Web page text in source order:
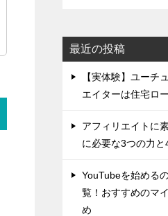
最近の投稿
【実体験】ユーチ
エイターは住宅ロ
アフィリエイトに
に必要な3つの力
YouTubeを始める
覧！おすすめのマ
め